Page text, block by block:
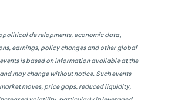
developments, economic data,
earnings, policy changes and other global
is based on information available at the
may change without notice. Such events
moves, price gaps, reduced liquidity,